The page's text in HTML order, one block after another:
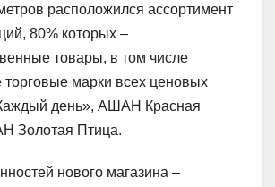
расположился ассортимент
80% которых –
товары, в том числе
торговые марки всех ценовых
день», АШАН Красная
Золотая Птица.
нового магазина –